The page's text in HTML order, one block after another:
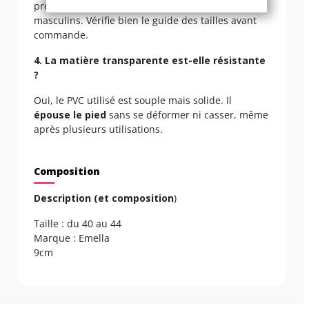
proposons des tailles pensées pour les pieds
masculins. Vérifie bien le guide des tailles avant
commande.
4. La matière transparente est-elle résistante
?
Oui, le PVC utilisé est souple mais solide. Il
épouse le pied sans se déformer ni casser, même
après plusieurs utilisations.
Composition
Description (et composition)
Taille : du 40 au 44
Marque : Emella
9cm